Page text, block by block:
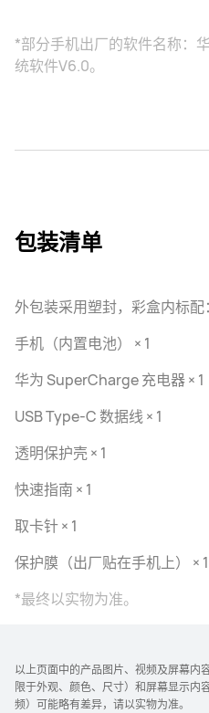
*部分手机出厂的软件名称：
统软件V6.0。
包装清单
外包装采用塑封，彩盒内标配：
手机（内置电池） × 1
华为 SuperCharge 充电器 × 1
USB Type-C 数据线 × 1
透明保护壳 × 1
快速指南 × 1
取卡针 × 1
保护膜（出厂贴在手机上） × 1
*最终以实物为准。
以上页面中的产品图片、视频及屏幕内
限于外观、颜色、尺寸）和屏幕显示内
频）可能略有差异，请以实物为准。